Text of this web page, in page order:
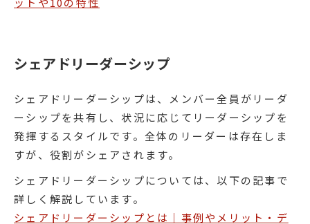
シェアドリーダーシップ
シェアドリーダーシップは、メンバー全員がリーダ
ーシップを共有し、状況に応じてリーダーシップを
発揮するスタイルです。全体のリーダーは存在しま
すが、役割がシェアされます。
シェアドリーダーシップについては、以下の記事で
詳しく解説しています。
シェアドリーダーシップとは｜事例やメリット・デ